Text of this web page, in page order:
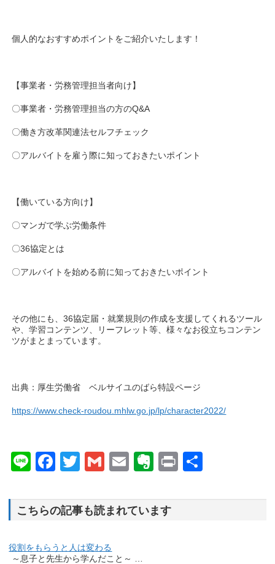
個人的なおすすめポイントをご紹介いたします！
【事業者・労務管理担当者向け】
〇事業者・労務管理担当の方のQ&A
〇働き方改革関連法セルフチェック
〇アルバイトを雇う際に知っておきたいポイント
【働いている方向け】
〇マンガで学ぶ労働条件
〇36協定とは
〇アルバイトを始める前に知っておきたいポイント
その他にも、36協定届・就業規則の作成を支援してくれるツール
や、学習コンテンツ、リーフレット等、様々なお役立ちコンテン
ツがまとまっています。
出典：厚生労働省 ベルサイユのばら特設ページ
https://www.check-roudou.mhlw.go.jp/lp/character2022/
LineFacebook
Twitter
GmailEmailEvernote
Print
こちらの記事も読まれています
役割をもらうと人は変わる
～息子と先生から学んだこと～ …